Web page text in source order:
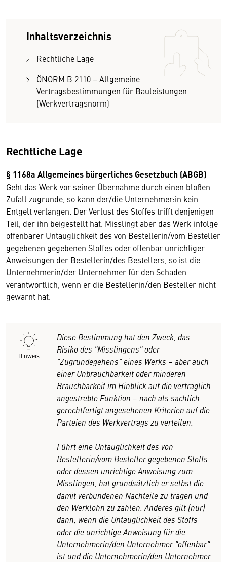
Inhaltsverzeichnis
Rechtliche Lage
ÖNORM B 2110 – Allgemeine
Vertragsbestimmungen für Bauleistungen
(Werkvertragsnorm)
Rechtliche Lage
§ 1168a Allgemeines bürgerliches Gesetzbuch (ABGB)
Geht das Werk vor seiner Übernahme durch einen bloßen
Zufall zugrunde, so kann der/die Unternehmer:in kein
Entgelt verlangen. Der Verlust des Stoffes trifft denjenigen
Teil, der ihn beigestellt hat. Misslingt aber das Werk infolge
offenbarer Untauglichkeit des von Bestellerin/vom Besteller
gegebenen gegebenen Stoffes oder offenbar unrichtiger
Anweisungen der Bestellerin/des Bestellers, so ist die
Unternehmerin/der Unternehmer für den Schaden
verantwortlich, wenn er die Bestellerin/den Besteller nicht
gewarnt hat.
Hinweis
Diese Bestimmung hat den Zweck, das
Risiko des "Misslingens" oder
"Zugrundegehens" eines Werks – aber auch
einer Unbrauchbarkeit oder minderen
Brauchbarkeit im Hinblick auf die vertraglich
angestrebte Funktion – nach als sachlich
gerechtfertigt angesehenen Kriterien auf die
Parteien des Werkvertrags zu verteilen.
Führt eine Untauglichkeit des von
Bestellerin/vom Besteller gegebenen Stoffs
oder dessen unrichtige Anweisung zum
Misslingen, hat grundsätzlich er selbst die
damit verbundenen Nachteile zu tragen und
den Werklohn zu zahlen. Anderes gilt (nur)
dann, wenn die Untauglichkeit des Stoffs
oder die unrichtige Anweisung für die
Unternehmerin/den Unternehmer "offenbar"
ist und die Unternehmerin/den Unternehmer